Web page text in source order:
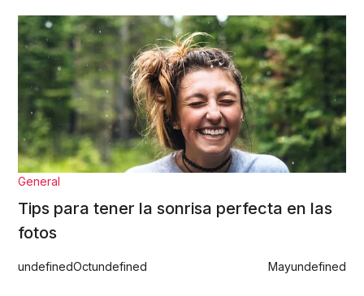
General
Tips para tener la sonrisa perfecta en las
fotos
undefinedOctundefined Mayundefined